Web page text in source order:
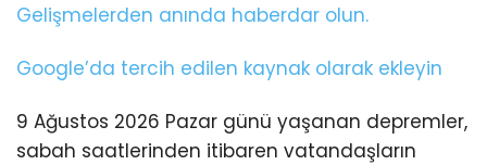
Gelişmelerden anında haberdar olun.
Google’da tercih edilen kaynak olarak ekleyin
9 Ağustos 2026 Pazar günü yaşanan depremler,
sabah saatlerinden itibaren vatandaşların